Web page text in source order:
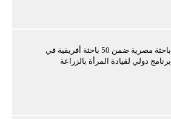
باحثة مصرية ضمن 50 باحثة أفريقية في
برنامج دولي لقيادة المرأة بالزراعة